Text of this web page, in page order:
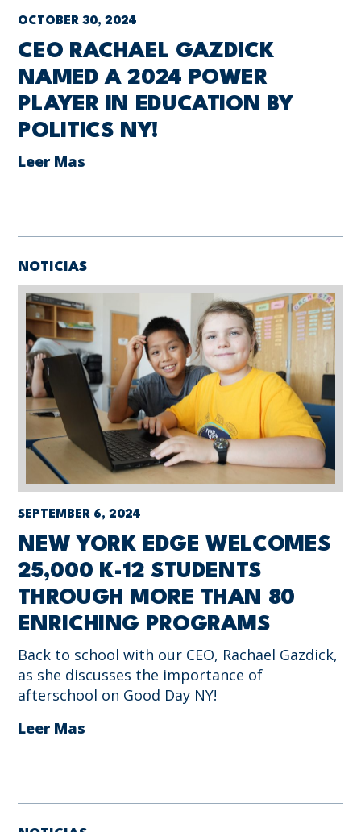
OCTOBER 30, 2024
CEO RACHAEL GAZDICK
NAMED A 2024 POWER
PLAYER IN EDUCATION BY
POLITICS NY!
Leer Mas
NOTICIAS
SEPTEMBER 6, 2024
NEW YORK EDGE WELCOMES
25,000 K-12 STUDENTS
THROUGH MORE THAN 80
ENRICHING PROGRAMS
Back to school with our CEO, Rachael Gazdick,
as she discusses the importance of
afterschool on Good Day NY!
Leer Mas